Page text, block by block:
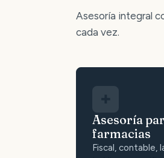
Asesoría integral
cada vez.
Asesoría
farmacias
Fiscal, contable,